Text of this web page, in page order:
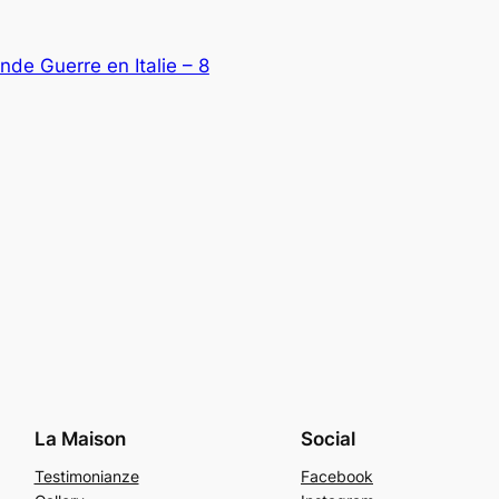
Guerre en Italie – 8
La Maison
Testimonianze
Social
Facebook